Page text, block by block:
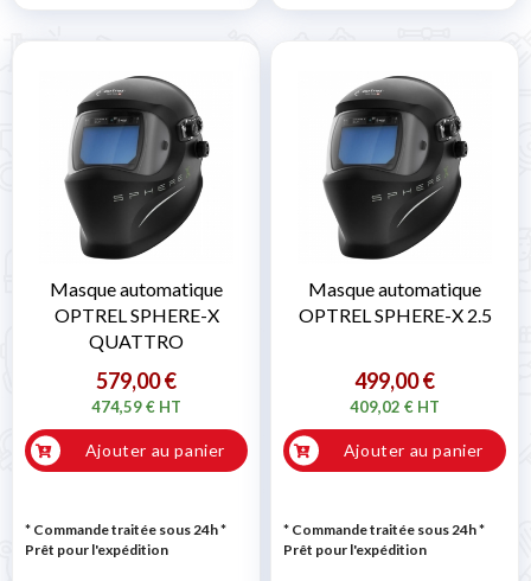
Masque automatique
OPTREL SPHERE-X
QUATTRO
579,00 €
474,59 € HT
Ajouter au panier
* Commande traitée sous 24h*
Prêt pour l'expédition
Masque automatique
OPTREL SPHERE-X 2.5
499,00 €
409,02 € HT
Ajouter au panier
* Commande traitée sous 24h*
Prêt pour l'expédition